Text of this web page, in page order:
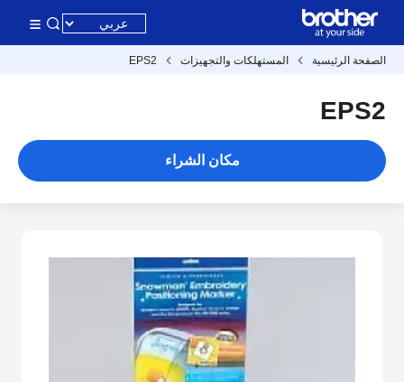
الصفحة الرئيسية المستهلكات والتجهيزات EPS2
EPS2
مكان الشراء